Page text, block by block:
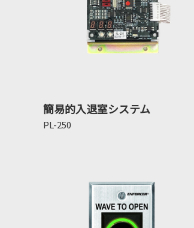
簡易的入退室システム
PL-250